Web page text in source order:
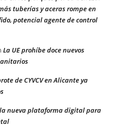
tuberías y aceras rompe en
potencial agente de control
La UE prohíbe doce nuevos
de CYVCV en Alicante ya
nueva plataforma digital para